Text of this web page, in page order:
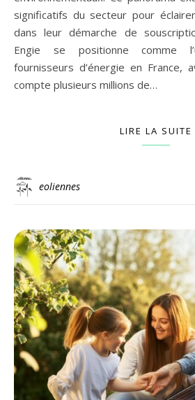
significatifs du secteur pour
dans leur démarche de
Engie se positionne comme
fournisseurs d’énergie en France,
compte plusieurs millions de…
LIRE LA SUITE
eoliennes